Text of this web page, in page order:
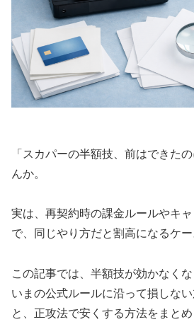
「スカパーの半額技、前はできた
んか。
実は、再契約時の課金ルールやキ
で、同じやり方だと割高になるケー
この記事では、半額技が効かなくな
いまの公式ルールに沿って損しな
と、正攻法で安くする方法をまとめ